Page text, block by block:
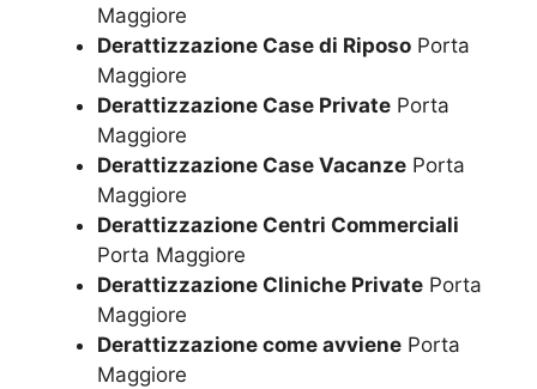
Maggiore
Derattizzazione Case di Riposo Porta
Maggiore
Derattizzazione Case Private Porta
Maggiore
Derattizzazione Case Vacanze Porta
Maggiore
Derattizzazione Centri Commerciali
Porta Maggiore
Derattizzazione Cliniche Private Porta
Maggiore
Derattizzazione come avviene Porta
Maggiore